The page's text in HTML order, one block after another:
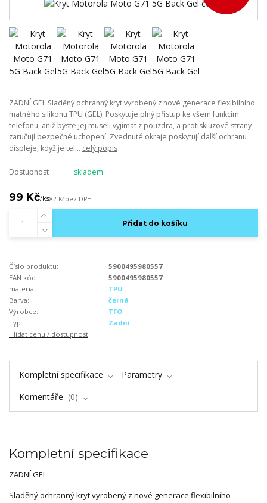
ZADNÍ GEL Sladěný ochranný kryt vyrobený z nové generace flexibilního
matného silikonu TPU (GEL). Poskytuje plný přístup ke všem funkcím
telefonu, aniž byste jej museli vyjímat z pouzdra, a protiskluzové strany
zaručují bezpečné uchopení. Zvednuté okraje poskytují další ochranu
displeje, když je tel... celý popis
Dostupnost skladem
99 Kč/ks82 Kčbez DPH
Přidat do košíku
Číslo produktu:
5900495980557
EAN kód:
5900495980557
materiál:
TPU
Barva:
černá
Výrobce:
TFO
Typ:
Zadní
Hlídat cenu / dostupnost
Kompletní specifikace
Parametry
Komentáře
0
Kompletní specifikace
ZADNÍ GEL
Sladěný ochranný kryt vyrobený z nové generace flexibilního